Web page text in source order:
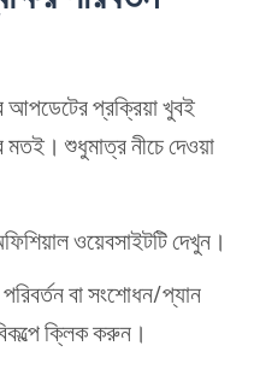
আপডেটের প্রক্রিয়া খুবই
মতই। শুধুমাত্র নীচে দেওয়া
ওয়েবসাইটটি দেখুন।
বা সংশোধন/প্যান
ক্লিক করুন।